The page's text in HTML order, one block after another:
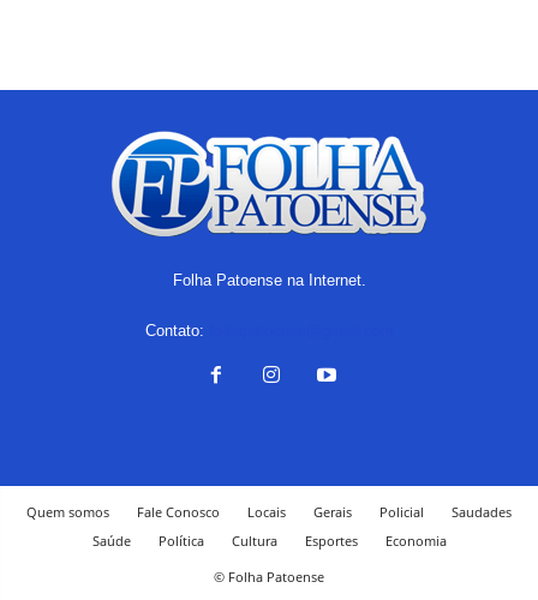
Folha Patoense na Internet.
Contato:
Quem somos Fale Conosco Locais Gerais Policial
Saudades
Saúde
Política Cultura Esportes
Economia
© Folha Patoense